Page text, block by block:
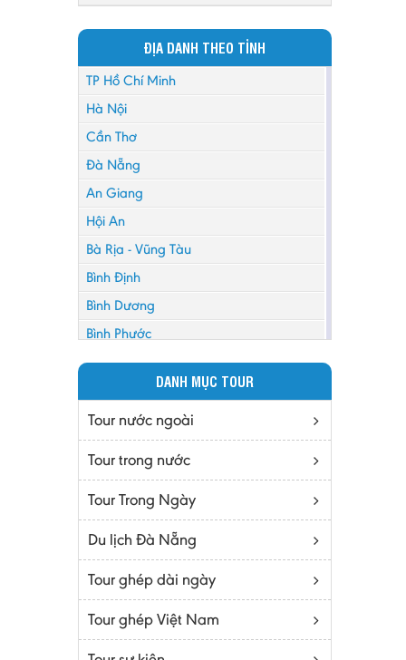
ĐỊA DANH THEO TỈNH
TP Hồ Chí Minh
Hà Nội
Cần Thơ
Đà Nẵng
An Giang
Hội An
Bà Rịa - Vũng Tàu
Bình Định
Bình Dương
Bình Phước
Bình Thuận
Bắc Giang
Bắc Ninh
Bến Tre
Cà mau
Cao Bằng
Daknông
Đồng Nai
Đồng Tháp
DANH MỤC TOUR
Tour nước ngoài
Tour trong nước
Tour Trong Ngày
Du lịch Đà Nẵng
Tour ghép dài ngày
Tour ghép Việt Nam